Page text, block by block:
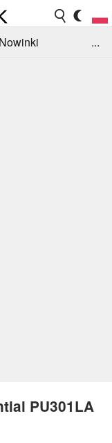
Nowinki
...
PU301LA